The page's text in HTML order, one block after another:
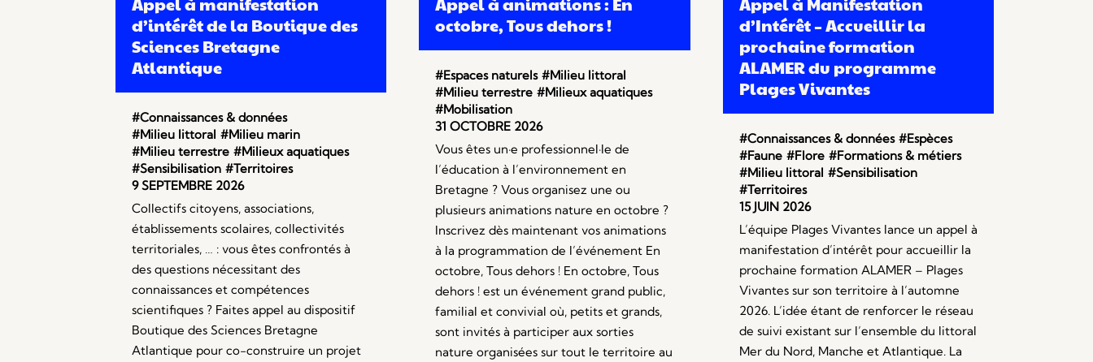
d’intérêt de la Boutique des
Sciences Bretagne
Atlantique
#Connaissances & données
#Milieu littoral #Milieu marin
#Milieu terrestre #Milieux aquatiques
#Sensibilisation #Territoires
9 SEPTEMBRE 2026
Collectifs citoyens, associations,
établissements scolaires, collectivités
territoriales, … : vous êtes confrontés à
des questions nécessitant des
connaissances et compétences
scientifiques ? Faites appel au dispositif
Boutique des Sciences Bretagne
Atlantique pour co-construire un projet
octobre, Tous dehors !
#Espaces naturels #Milieu littoral
#Milieu terrestre #Milieux aquatiques
#Mobilisation
31 OCTOBRE 2026
Vous êtes un·e professionnel·le de
l’éducation à l’environnement en
Bretagne ? Vous organisez une ou
plusieurs animations nature en octobre ?
Inscrivez dès maintenant vos animations
à la programmation de l’événement En
octobre, Tous dehors ! En octobre, Tous
dehors ! est un événement grand public,
familial et convivial où, petits et grands,
sont invités à participer aux sorties
nature organisées sur tout le territoire au
d’Intérêt – Accueillir la
prochaine formation
ALAMER du programme
Plages Vivantes
#Connaissances & données #Espèces
#Faune #Flore #Formations & métiers
#Milieu littoral #Sensibilisation
#Territoires
15 JUIN 2026
L’équipe Plages Vivantes lance un appel à
manifestation d’intérêt pour accueillir la
prochaine formation ALAMER – Plages
Vivantes sur son territoire à l’automne
2026. L’idée étant de renforcer le réseau
de suivi existant sur l’ensemble du littoral
Mer du Nord, Manche et Atlantique. La